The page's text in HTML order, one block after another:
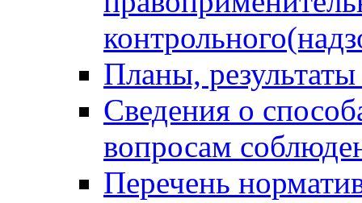
Планы,
Сведения о
вопросам
Перечень